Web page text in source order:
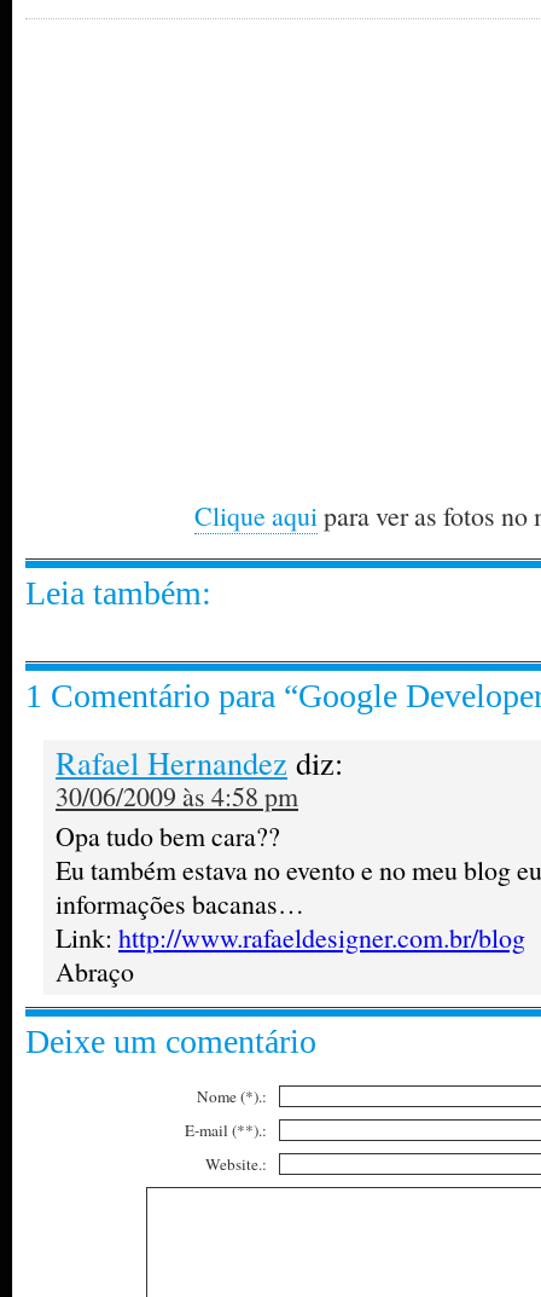
Clique aquipara ver as fotos no
Leia também:
1 Comentário para “Google
Rafael Hernandez diz:
30/06/2009 às 4:58 pm
Opa tudo bem cara??
Eu também estava no evento e no meu blog
informações bacanas…
Link: http://www.rafaeldesigner.com.br/blog
Abraço
Deixe um comentário
Nome (*).:
E-mail (**).:
Website.: